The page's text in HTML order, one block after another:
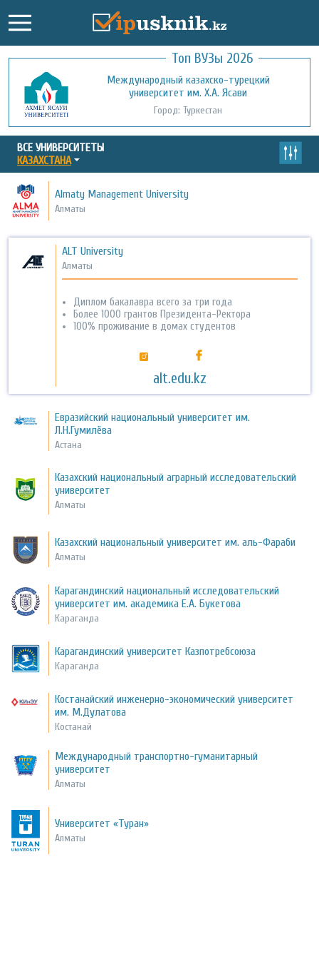
Топ ВУЗы 2026
Международный казахско-турецкий
университет им. Х.А. Ясави
Город: Туркестан
Кызылординский открытый
университет
Город: Кызылорда
ВСЕ УНИВЕРСИТЕТЫ
КАЗАХСТАНА
Almaty Management University
Алматы
ALT University
Алматы
Диплом бакалавра всего за три года
Более 1000 грантов Президента-Ректора
100% проживание в домах студентов
alt.edu.kz
Евразийский национальный университет им.
Л.Н.Гумилёва
Астана
Казахский национальный аграрный исследовательский
университет
Алматы
Казахский национальный университет им. аль-Фараби
Алматы
Карагандинский национальный исследовательский
университет им. академика Е.А. Букетова
Караганда
Карагандинский университет Казпотребсоюза
Караганда
Костанайский инженерно-экономический университет
им. М.Дулатова
Костанай
Международный транспортно-гуманитарный
университет
Алматы
Университет «Туран»
Алматы